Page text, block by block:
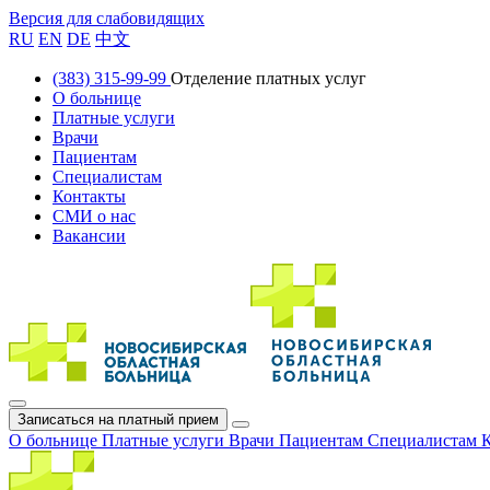
Версия для слабовидящих
RU EN DE 中文
(383) 315-99-99 Отделение платных услуг
О больнице
Платные услуги
Врачи
Пациентам
Специалистам
Контакты
СМИ о нас
Вакансии
Записаться на платный прием
О больнице Платные услуги Врачи Пациентам Специалистам